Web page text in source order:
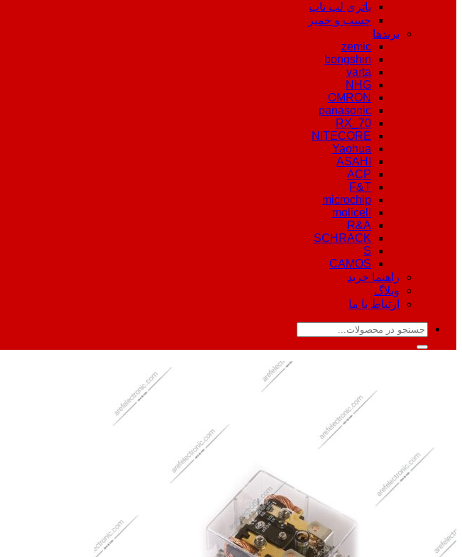
باتری لپ تاپ
چسب و خمیر
برندها
zemic
bongshin
varta
NHG
OMRON
panasonic
RX_70
NITECORE
Yaohua
ASAHI
ACP
F&T
microchip
molicell
R&A
SCHRACK
S
CAMOS
راهنما خرید
وبلاگ
ارتباط با ما
جستجو